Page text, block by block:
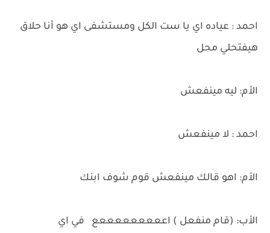
احمد : عياده اي يا ست الكل ومستشفى اي هو أنا حلاق
هيفتحلي محل
الأم: ليه مينفعش
احمد : لا مينفعش
الأم: اهو قالك مينفعش قوم شوف ابنك
الأب: (قام منفعل ) اعععععععععع في اي